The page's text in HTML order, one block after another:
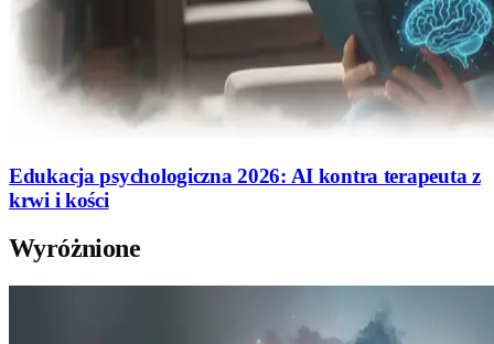
Edukacja psychologiczna 2026: AI kontra terapeuta z
krwi i kości
Wyróżnione